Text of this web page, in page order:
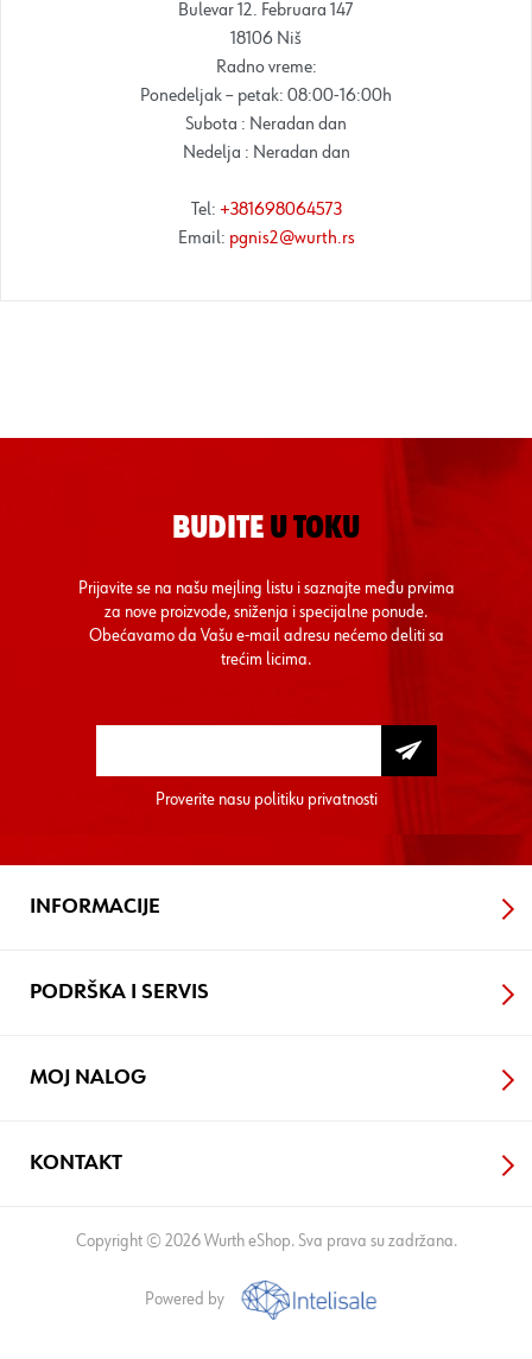
Bulevar 12. Februara 147
18106 Niš
Radno vreme:
Ponedeljak – petak: 08:00-16:00h
Subota : Neradan dan
Nedelja : Neradan dan
Tel: +381698064573
Email: pgnis2@wurth.rs
BUDITE U TOKU
Prijavite se na našu mejling listu i saznajte među prvima
za nove proizvode, sniženja i specijalne ponude.
Obećavamo da Vašu e-mail adresu nećemo deliti sa
trećim licima.
Proverite nasu politiku privatnosti
INFORMACIJE
PODRŠKA I SERVIS
MOJ NALOG
KONTAKT
Copyright © 2026 Wurth eShop. Sva prava su zadržana.
Powered by